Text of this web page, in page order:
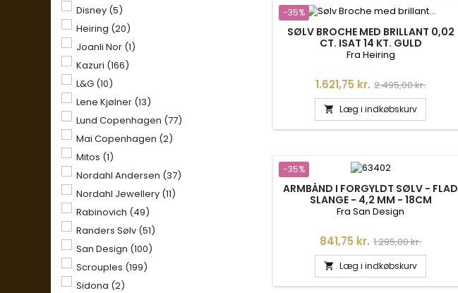
Disney (5)
Heiring (20)
Joanli Nor (1)
Kazuri (166)
L&G (10)
Lene Kjølner (13)
Lund Copenhagen (77)
Mai Copenhagen (2)
Mitos (1)
Nordahl Andersen (37)
Nordahl Jewellery (11)
Rabinovich (49)
Randers Sølv (51)
San Design (100)
Scrouples (199)
Sidona (2)
-35%
SØLV BROCHE MED BRILLANT 0,02
CT. ISAT 14 KT. GULD
Fra Heiring
Pris
1.621,75 kr. Normalpris
2.495,00 kr.
 Læg i indkøbskurv
-35%
ARMBÅND I FORGYLDT SØLV - FLAD
SLANGE - 4,2 MM - 18CM
Fra San Design
Pris
841,75 kr. Normalpris
1.295,00 kr.
 Læg i indkøbskurv